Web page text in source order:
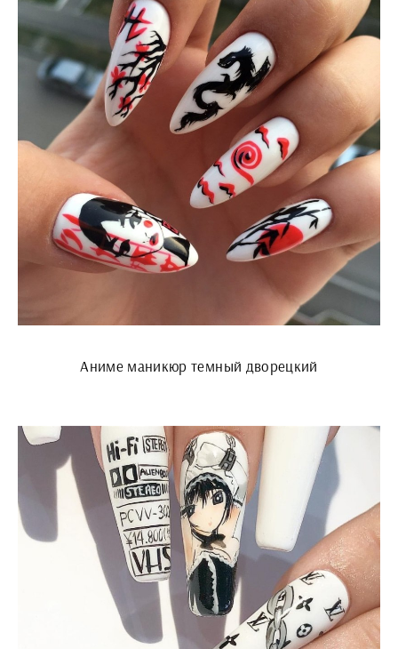
Аниме маникюр темный дворецкий